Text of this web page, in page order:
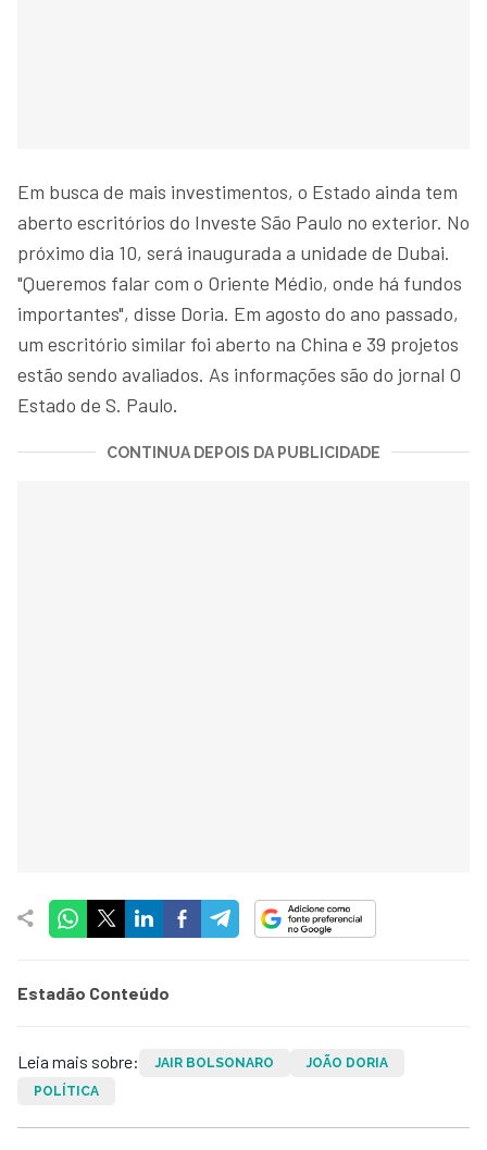
Em busca de mais investimentos, o Estado ainda tem
aberto escritórios do Investe São Paulo no exterior. No
próximo dia 10, será inaugurada a unidade de Dubai.
"Queremos falar com o Oriente Médio, onde há fundos
importantes", disse Doria. Em agosto do ano passado,
um escritório similar foi aberto na China e 39 projetos
estão sendo avaliados. As informações são do jornal O
Estado de S. Paulo.
CONTINUA DEPOIS DA PUBLICIDADE
Estadão Conteúdo
Leia mais sobre: JAIR BOLSONARO
JOÃO DORIA
POLÍTICA